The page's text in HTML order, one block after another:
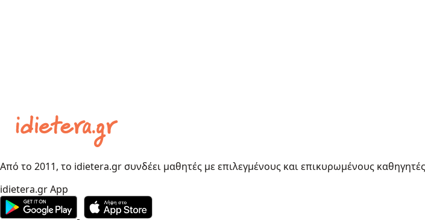
Από το 2011, το idietera.gr συνδέει μαθητές με επιλεγμένους και επικυρωμένους
idietera.gr App